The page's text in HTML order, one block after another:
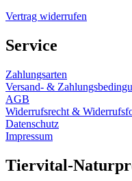
Vertrag widerrufen
Service
Zahlungsarten
Versand- &
AGB
Widerrufsrecht &
Datenschutz
Impressum
Tiervital-